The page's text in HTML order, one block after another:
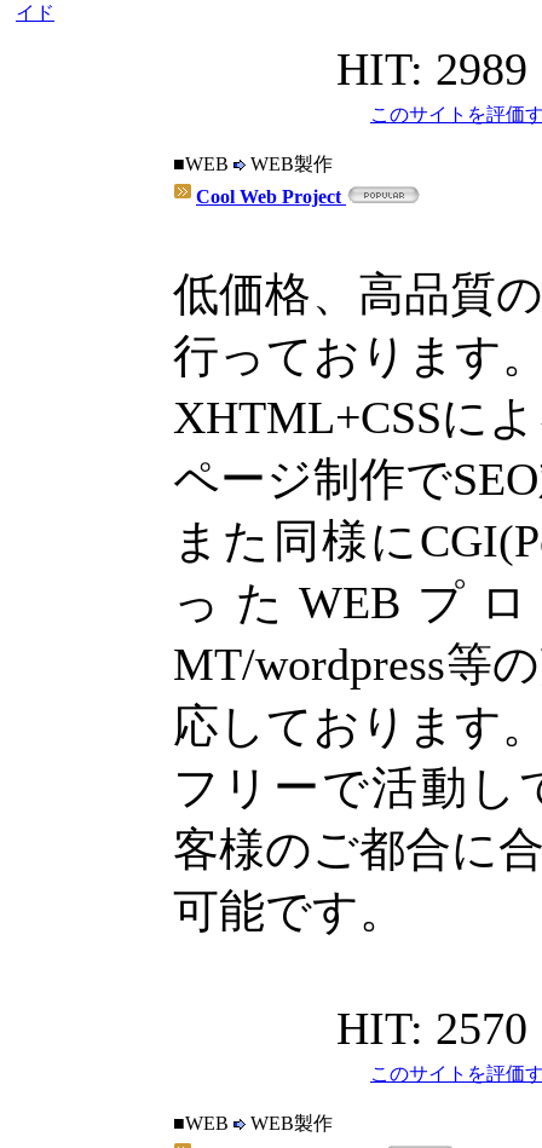
イド
HIT: 2989
このサイトを評価
■WEB
WEB製作
Cool Web Project
低価格、高品質
行っております
XHTML+CSSに
ページ制作で
また同様に
ったWEBプ
MT/wordpress等
応しております
フリーで活動し
客様のご都合に
可能です。
HIT: 2570
このサイトを評価
■WEB
WEB製作